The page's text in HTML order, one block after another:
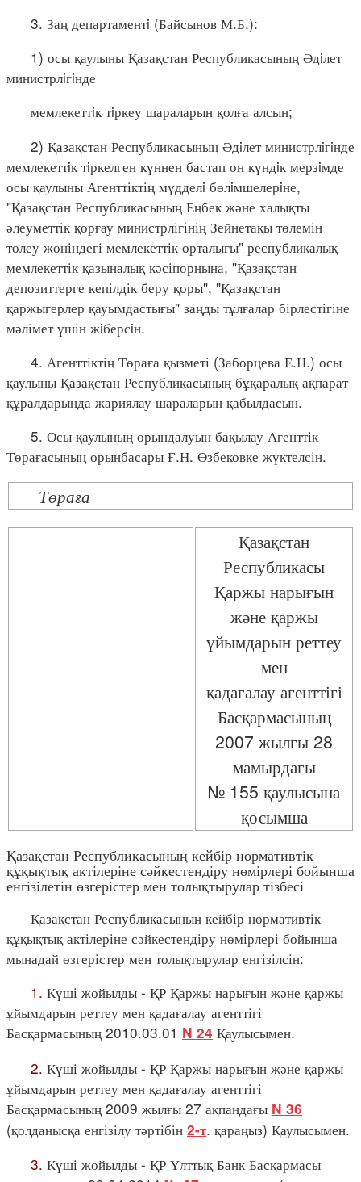
3. Заң департаментi (Байсынов М.Б.):
1) осы қаулыны Қазақстан Республикасының Әдiлет
министрлiгiнде
мемлекеттiк тiркеу шараларын қолға алсын;
2) Қазақстан Республикасының Әдiлет министрлiгiнде
мемлекеттiк тiркелген күннен бастап он күндiк мерзiмде
осы қаулыны Агенттіктің мүдделi бөлiмшелерiне,
"Қазақстан Республикасының Еңбек және халықты
әлеуметтік қорғау министрлігінің Зейнетақы төлемін
төлеу жөніндегі мемлекеттік орталығы" республикалық
мемлекеттік қазыналық кәсіпорнына, "Қазақстан
депозиттерге кепілдік беру қоры", "Қазақстан
қаржыгерлер қауымдастығы" заңды тұлғалар бірлестігіне
мәлімет үшін жiберсiн.
4. Агенттіктің Төраға қызметі (Заборцева Е.Н.) осы
қаулыны Қазақстан Республикасының бұқаралық ақпарат
құралдарында жариялау шараларын қабылдасын.
5. Осы қаулының орындалуын бақылау Агенттік
Төрағасының орынбасары Ғ.Н. Өзбековке жүктелсін.
Төраға
Қазақстан
Республикасы
Қаржы нарығын
және қаржы
ұйымдарын реттеу
мен
қадағалау агенттігі
Басқармасының
2007 жылғы 28
мамырдағы
№ 155 қаулысына
қосымша
Қазақстан Республикасының кейбір нормативтік
құқықтық актілеріне сәйкестендіру нөмірлері бойынша
енгізілетін өзгерістер мен толықтырулар тізбесі
Қазақстан Республикасының кейбір нормативтік
құқықтық актілеріне сәйкестендіру нөмірлері бойынша
мынадай өзгерістер мен толықтырулар енгізілсін:
1. Күші жойылды - ҚР Қаржы нарығын және қаржы
ұйымдарын реттеу мен қадағалау агенттігі
Басқармасының 2010.03.01 N 24 Қаулысымен.
2. Күші жойылды - ҚР Қаржы нарығын және қаржы
ұйымдарын реттеу мен қадағалау агенттігі
Басқармасының 2009 жылғы 27 ақпандағы N 36
(қолданысқа енгізілу тәртібін 2-т. қараңыз) Қаулысымен.
3. Күші жойылды - ҚР Ұлттық Банк Басқармасы